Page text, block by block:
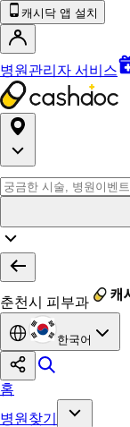
캐시닥 앱 설치
병원관리자 서비스
춘천시 피부과
한국어
홈
병원찾기